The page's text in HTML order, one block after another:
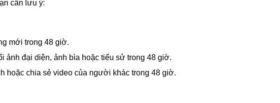
cần lưu ý:
mới trong 48 giờ.
ảnh đại diện, ảnh bìa hoặc tiểu sử trong 48 giờ.
hoặc chia sẻ video của người khác trong 48 giờ.